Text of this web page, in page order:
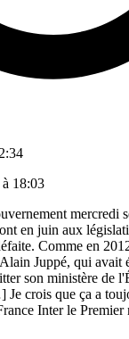
18:03
mercredi
en juin aux
Comme en
Juppé, qui avait
son ministère de
crois que ça a
Inter le Premier